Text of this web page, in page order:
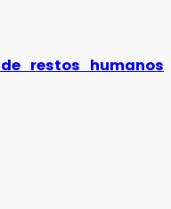
restos humanos